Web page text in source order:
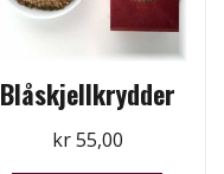
Blåskjellkrydder
kr55,00